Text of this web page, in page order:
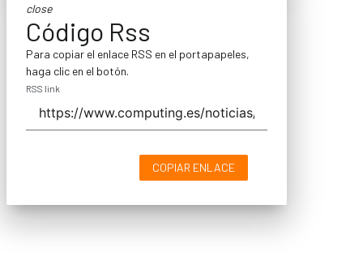
close
Código Rss
Para copiar el enlace RSS en el portapapeles,
haga clic en el botón.
RSS link
COPIAR ENLACE